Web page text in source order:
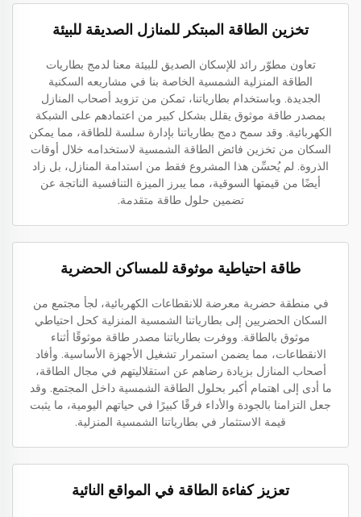
تخزين الطاقة المبتكر للمنازل الصديقة للبيئة
تعاون مطوّر رائد للإسكان الصديق للبيئة معنا لدمج بطاريات
الطاقة المنزلية الشمسية الخاصة بنا في مشاريعه السكنية
الجديدة. وباستخدام بطارياتنا، تمكن من تزويد أصحاب المنازل
بمصدر طاقة موثوق يقلل بشكل كبير من اعتمادهم على الشبكة
الكهربائية. وقد سمح دمج بطارياتنا بإدارة سلسة للطاقة، مما يمكن
السكان من تخزين فائض الطاقة الشمسية لاستخدامه خلال أوقات
الذروة. لم يُحسِّن هذا المشروع فقط من استدامة المنازل، بل زاد
أيضًا من قيمتها السوقية، مما يبرز الميزة التنافسية الناتجة عن
تضمين حلول طاقة متقدمة.
طاقة احتياطية موثوقة للمساكن الحضرية
في منطقة حضرية معرضة للانقطاعات الكهربائية، لجأ مجتمع من
السكان الحضريين إلى بطارياتنا الشمسية المنزلية كحل احتياطي
موثوق بالطاقة. ووفرت بطارياتنا مصدر طاقة موثوقًا أثناء
الانقطاعات، مما يضمن استمرار تشغيل الأجهزة الأساسية. وأفاد
أصحاب المنازل بزيادة رضاهم عن استقلاليتهم في مجال الطاقة،
ما أدى إلى اهتمام أكبر بحلول الطاقة الشمسية داخل المجتمع. وقد
جعل التزامنا بالجودة والأداء فرقًا كبيرًا في حياتهم اليومية، ما يثبت
قيمة الاستثمار في بطارياتنا الشمسية المنزلية.
تعزيز كفاءة الطاقة في المواقع النائية